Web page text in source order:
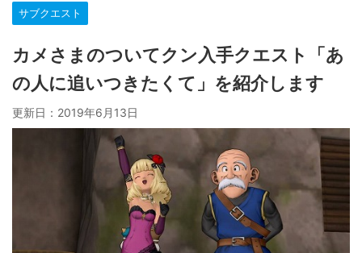
サブクエスト
カメさまのついてクン入手クエスト「あ
の人に追いつきたくて」を紹介します
更新日： 2019年6月13日